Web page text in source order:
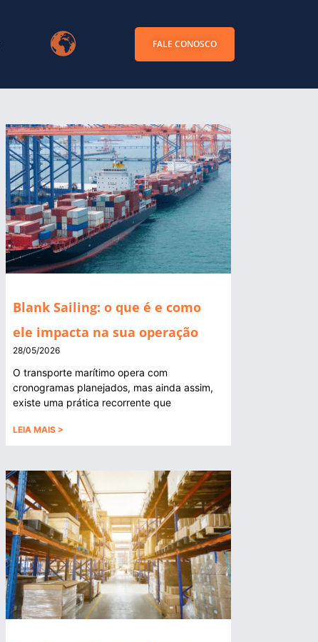
FALE CONOSCO
Blank Sailing: o que é e como
ele impacta na sua operação
28/05/2026
O transporte marítimo opera com
cronogramas planejados, mas ainda assim,
existe uma prática recorrente que
LEIA MAIS >